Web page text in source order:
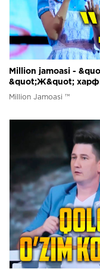
Million jamoasi -
&quot;Ж&quot;
Million Jamoasi ™